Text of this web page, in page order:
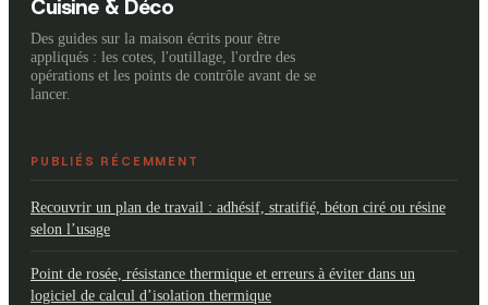
Cuisine & Déco
Des guides sur la maison écrits pour être
appliqués : les cotes, l'outillage, l'ordre des
opérations et les points de contrôle avant de se
lancer.
PUBLIÉS RÉCEMMENT
Recouvrir un plan de travail : adhésif, stratifié, béton ciré ou résine
selon l’usage
Point de rosée, résistance thermique et erreurs à éviter dans un
logiciel de calcul d’isolation thermique